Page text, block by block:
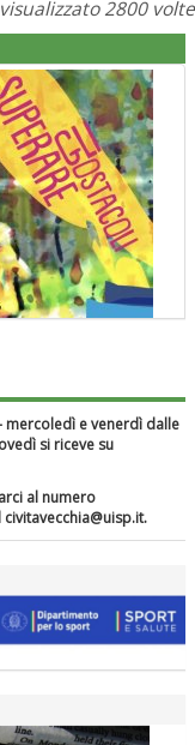
2800 volte
Pesce al CN Uisp
fare le
mercoledì e venerdì dalle
si riceve su
al numero